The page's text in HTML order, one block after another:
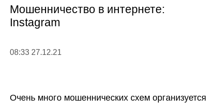
Мошенничество в интернете:
Instagram
08:33 27.12.21
Очень много мошеннических схем организуется